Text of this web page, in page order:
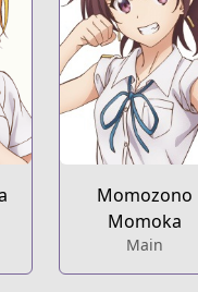
Momozono
Momoka
Main